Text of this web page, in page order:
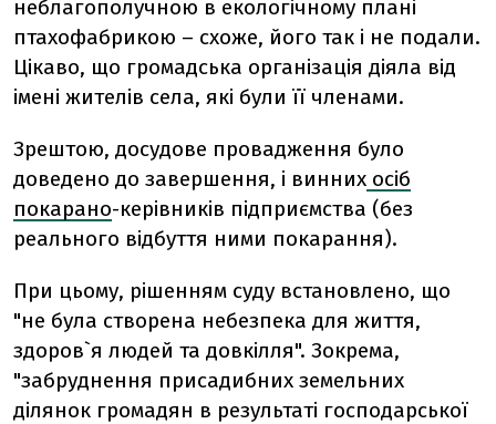
неблагополучною в екологічному плані
птахофабрикою – схоже, його так і не подали.
Цікаво, що громадська організація діяла від
імені жителів села, які були її членами.
Зрештою, досудове провадження було
доведено до завершення, і винних осіб
покарано-керівників підприємства (без
реального відбуття ними покарання).
При цьому, рішенням суду встановлено, що
"не була створена небезпека для життя,
здоров`я людей та довкілля". Зокрема,
"забруднення присадибних земельних
ділянок громадян в результаті господарської